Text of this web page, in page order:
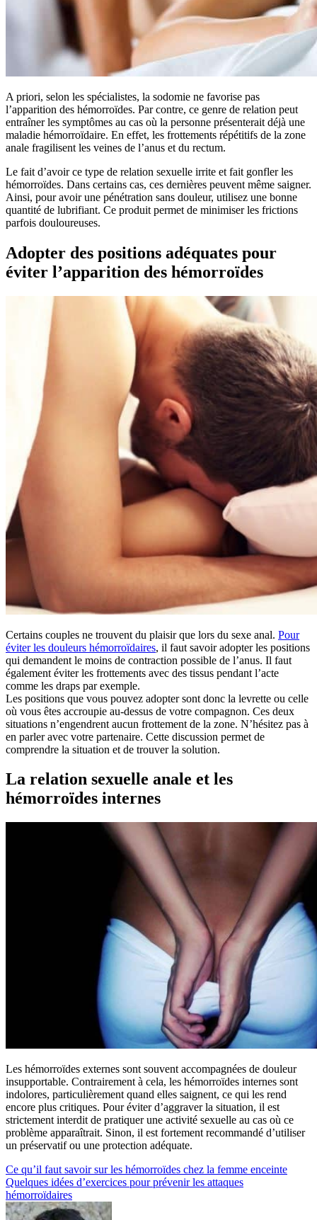
A priori, selon les spécialistes, la sodomie ne favorise pas
l’apparition des hémorroïdes. Par contre, ce genre de relation peut
entraîner les symptômes au cas où la personne présenterait déjà une
maladie hémorroïdaire. En effet, les frottements répétitifs de la zone
anale fragilisent les veines de l’anus et du rectum.
Le fait d’avoir ce type de relation sexuelle irrite et fait gonfler les
hémorroïdes. Dans certains cas, ces dernières peuvent même saigner.
Ainsi, pour avoir une pénétration sans douleur, utilisez une bonne
quantité de lubrifiant. Ce produit permet de minimiser les frictions
parfois douloureuses.
Adopter des positions adéquates pour
éviter l’apparition des hémorroïdes
Certains couples ne trouvent du plaisir que lors du sexe anal. Pour
éviter les douleurs hémorroïdaires, il faut savoir adopter les positions
qui demandent le moins de contraction possible de l’anus. Il faut
également éviter les frottements avec des tissus pendant l’acte
comme les draps par exemple.
Les positions que vous pouvez adopter sont donc la levrette ou celle
où vous êtes accroupie au-dessus de votre compagnon. Ces deux
situations n’engendrent aucun frottement de la zone. N’hésitez pas à
en parler avec votre partenaire. Cette discussion permet de
comprendre la situation et de trouver la solution.
La relation sexuelle anale et les
hémorroïdes internes
Les hémorroïdes externes sont souvent accompagnées de douleur
insupportable. Contrairement à cela, les hémorroïdes internes sont
indolores, particulièrement quand elles saignent, ce qui les rend
encore plus critiques. Pour éviter d’aggraver la situation, il est
strictement interdit de pratiquer une activité sexuelle au cas où ce
problème apparaîtrait. Sinon, il est fortement recommandé d’utiliser
un préservatif ou une protection adéquate.
Navigation
de
l’article
Ce qu’il faut savoir sur les hémorroïdes chez la femme enceinte
Quelques idées d’exercices pour prévenir les attaques
hémorroïdaires